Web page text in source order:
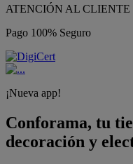
ATENCIÓN AL CLIENTE
Pago 100% Seguro
¡Nueva app!
Conforama, tu
decoración y